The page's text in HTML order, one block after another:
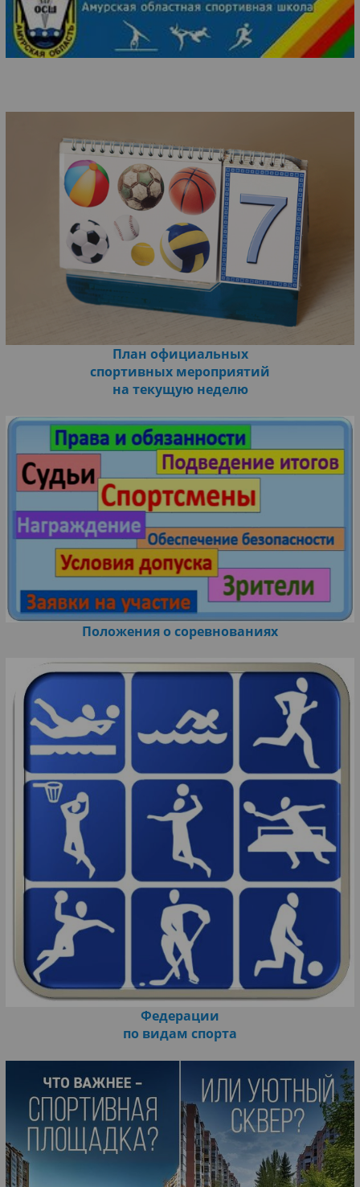
План официальных
спортивных мероприятий
на текущую неделю
Положения о соревнованиях
Федерации
по видам спорта